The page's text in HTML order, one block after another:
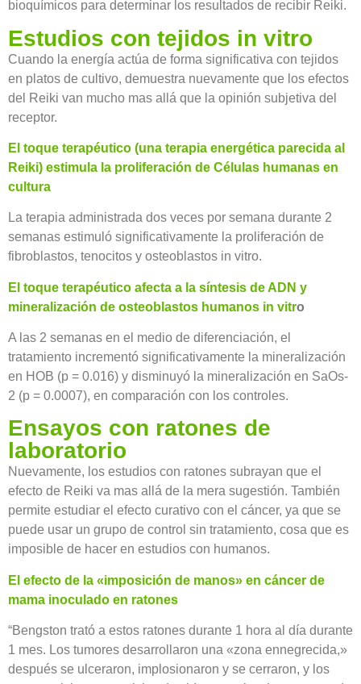
bioquímicos para determinar los resultados de recibir Reiki.
Estudios con tejidos in vitro
Cuando la energía actúa de forma significativa con tejidos
en platos de cultivo, demuestra nuevamente que los efectos
del Reiki van mucho mas allá que la opinión subjetiva del
receptor.
El toque terapéutico (una terapia energética parecida al
Reiki) estimula la proliferación de Células humanas en
cultura
La terapia administrada dos veces por semana durante 2
semanas estimuló significativamente la proliferación de
fibroblastos, tenocitos y osteoblastos in vitro.
El toque terapéutico afecta a la síntesis de ADN y
mineralización de osteoblastos humanos in vitro
A las 2 semanas en el medio de diferenciación, el
tratamiento incrementó significativamente la mineralización
en HOB (p = 0.016) y disminuyó la mineralización en SaOs-
2 (p = 0.0007), en comparación con los controles.
Ensayos con ratones de
laboratorio
Nuevamente, los estudios con ratones subrayan que el
efecto de Reiki va mas allá de la mera sugestión. También
permite estudiar el efecto curativo con el cáncer, ya que se
puede usar un grupo de control sin tratamiento, cosa que es
imposible de hacer en estudios con humanos.
El efecto de la «imposición de manos» en cáncer de
mama inoculado en ratones
“Bengston trató a estos ratones durante 1 hora al día durante
1 mes. Los tumores desarrollaron una «zona ennegrecida,»
después se ulceraron, implosionaron y se cerraron, y los